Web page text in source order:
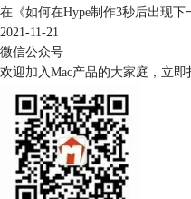
在《如何在Hype制作3秒后出现
2021-11-21
微信公众号
欢迎加入Mac产品的大家庭，立